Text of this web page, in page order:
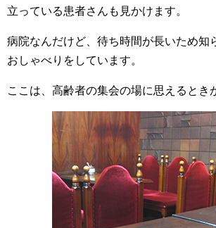
立っている患者さんも見かけます。
病院なんだけど、待ち時間が長いため知
おしゃべりをしています。
ここは、高齢者の集会の場に思えるとき